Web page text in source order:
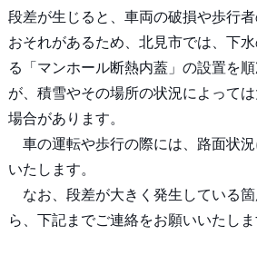
段差が生じると、車両の破損や歩行
おそれがあるため、北見市では、下
る「マンホール断熱内蓋」の設置を
が、積雪やその場所の状況によって
場合があります。
車の運転や歩行の際には、路面状
いたします。
なお、段差が大きく発生している箇
ら、下記までご連絡をお願いいたしま